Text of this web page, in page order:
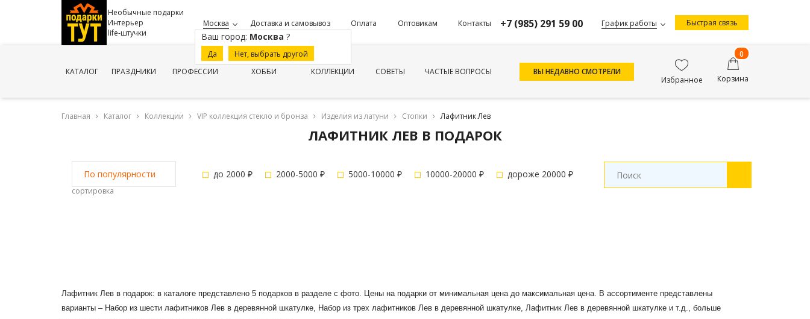
Необычные подарки
Интерьер
life-штучки
Москва
Ваш город: Москва ?
Да Нет, выбрать другой
Доставка и самовывоз Оплата Оптовикам Контакты +7 (985) 291 59 00 График работы Быстрая связь
КАТАЛОГ ПРАЗДНИКИ ПРОФЕССИИ ХОББИ КОЛЛЕКЦИИ СОВЕТЫ ЧАСТЫЕ ВОПРОСЫ
ВЫ НЕДАВНО СМОТРЕЛИ
Избранное
0
Корзина
Главная Каталог Коллекции VIP коллекция стекло и бронза Изделия из латуни Стопки Лафитник Лев
ЛАФИТНИК ЛЕВ В ПОДАРОК
По популярности
сортировка
до 2000 ₽ 2000-5000 ₽ 5000-10000 ₽ 10000-20000 ₽ дороже 20000 ₽
Лафитник Лев в подарок: в каталоге представлено 5 подарков в разделе с фото. Цены на подарки от минимальная цена до максимальная цена. В ассортименте представлены
варианты – Набор из шести лафитников Лев в деревянной шкатулке, Набор из трех лафитников Лев в деревянной шкатулке, Лафитник Лев в деревянной шкатулке и т.д., больше